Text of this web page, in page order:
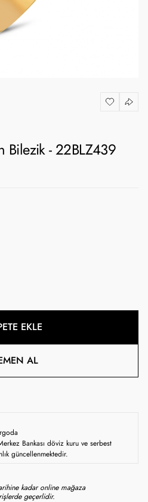
Bilezik - 22BLZ439
EKLE
AL
Bankası döviz kuru ve serbest
güncellenmektedir.
kadar online mağaza
geçerlidir.